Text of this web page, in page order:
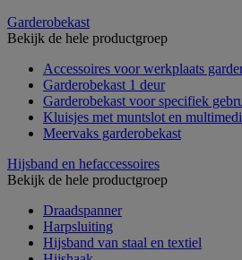
Garderobekast
Bekijk de hele productgroep
Accessoires voor werkplaats
Garderobekast 1 deur
Garderobekast voor specifiek
Kluisjes met muntslot en
Meervaks garderobekast
Hijsband en hefaccessoires
Bekijk de hele productgroep
Draadspanner
Harpsluiting
Hijsband van staal en textiel